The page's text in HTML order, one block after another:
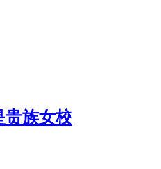
贵族女校